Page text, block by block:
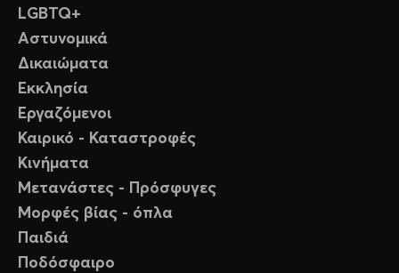
LGBTQ+
Αστυνομικά
Δικαιώματα
Εκκλησία
Εργαζόμενοι
Καιρικό - Καταστροφές
Κινήματα
Μετανάστες - Πρόσφυγες
Μορφές βίας - όπλα
Παιδιά
Ποδόσφαιρο